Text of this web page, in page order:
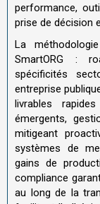
performance,
prise de décision
La
SmartORG :
spécificités
entreprise
livrables
émergents,
mitigeant
systèmes de
gains de
compliance
au long de la